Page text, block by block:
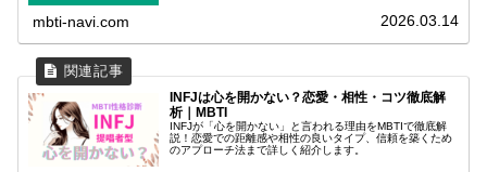
mbti-navi.com 2026.03.14
INFJは心を開かない？恋愛・相性・コツ徹底解
析｜MBTI
INFJが「心を開かない」と言われる理由をMBTIで徹底解
説！恋愛での距離感や相性の良いタイプ、信頼を築くため
のアプローチ法まで詳しく紹介します。